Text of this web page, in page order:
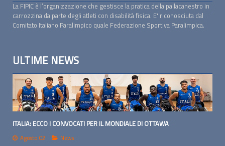
La FIPIC è l’organizzazione che gestisce la pratica della pallacanestro in
carrozzina da parte degli atleti con disabilità fisica. E' riconosciuta dal
Comitato Italiano Paralimpico quale Federazione Sportiva Paralimpica.
ULTIME NEWS
ITALIA: ECCO I CONVOCATI PER IL MONDIALE DI OTTAWA
Agosto 02 News